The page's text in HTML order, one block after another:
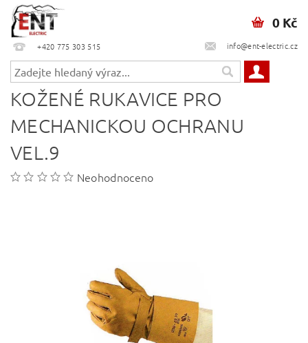
+420 775 303 515 info@ent-electric.cz
0 Kč
KOŽENÉ RUKAVICE PRO
MECHANICKOU OCHRANU
VEL.9
Neohodnoceno